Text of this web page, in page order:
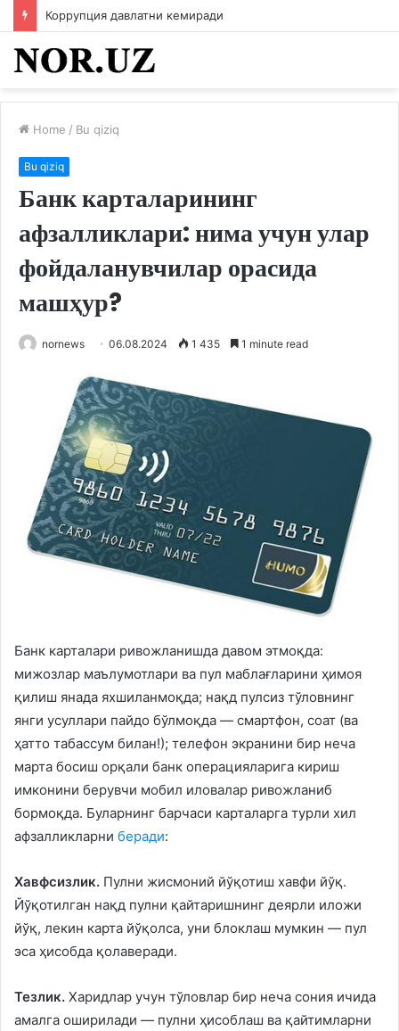
Коррупция давлатни кемиради
Home / Bu qiziq
Bu qiziq
Банк карталарининг
афзалликлари: нима учун улар
фойдаланувчилар орасида
машҳур?
nornews 06.08.2024 1 435 1 minute read
Банк карталари ривожланишда давом этмоқда:
мижозлар маълумотлари ва пул маблағларини ҳимоя
қилиш янада яхшиланмоқда; нақд пулсиз тўловнинг
янги усуллари пайдо бўлмоқда — смартфон, соат (ва
ҳатто табассум билан!); телефон экранини бир неча
марта босиш орқали банк операцияларига кириш
имконини берувчи мобил иловалар ривожланиб
бормоқда. Буларнинг барчаси карталарга турли хил
афзалликларни беради:
Хавфсизлик. Пулни жисмоний йўқотиш хавфи йўқ.
Йўқотилган нақд пулни қайтаришнинг деярли иложи
йўқ, лекин карта йўқолса, уни блоклаш мумкин — пул
эса ҳисобда қолаверади.
Тезлик. Харидлар учун тўловлар бир неча сония ичида
амалга оширилади — пулни ҳисоблаш ва қайтимларни